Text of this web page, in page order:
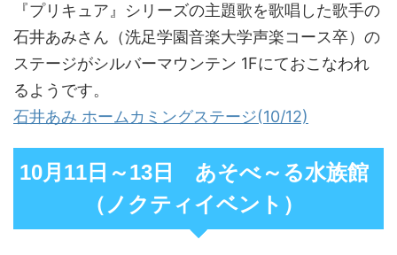
『プリキュア』シリーズの主題歌を歌唱した歌手の
石井あみさん（洗足学園音楽大学声楽コース卒）の
ステージがシルバーマウンテン 1Fにておこなわれ
るようです。
石井あみ ホームカミングステージ(10/12)
10月11日～13日 あそべ～る水族館
（ノクティイベント）